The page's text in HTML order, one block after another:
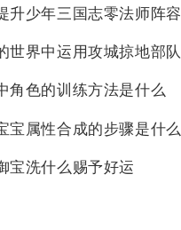
世界中运用攻城掠地部队
角色的训练方法是什么
宝属性合成的步骤是什么
宝洗什么赐予好运